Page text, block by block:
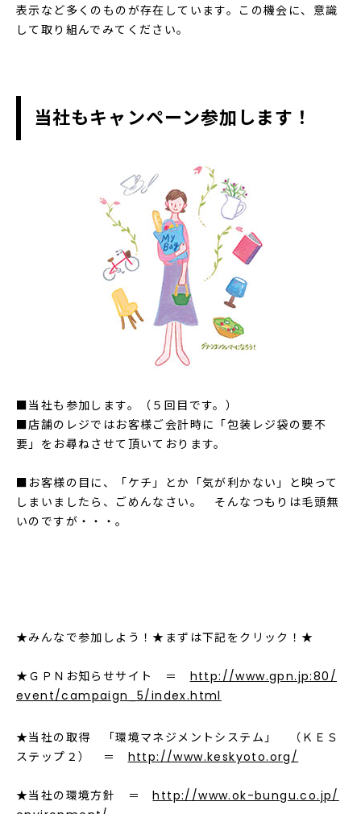
表示など多くのものが存在しています。この機会に、意識
して取り組んでみてください。
当社もキャンペーン参加します！
■当社も参加します。（５回目です。）
■店舗のレジではお客様ご会計時に「包装レジ袋の要不
要」をお尋ねさせて頂いております。
■お客様の目に、「ケチ」とか「気が利かない」と映って
しまいましたら、ごめんなさい。 そんなつもりは毛頭無
いのですが・・・。
★みんなで参加しよう！★まずは下記をクリック！★
★ＧＰＮお知らせサイト ＝ http://www.gpn.jp:80/
event/campaign_5/index.html
★当社の取得 「環境マネジメントシステム」 （ＫＥＳ
ステップ２） ＝ http://www.keskyoto.org/
★当社の環境方針 ＝http://www.ok-bungu.co.jp/